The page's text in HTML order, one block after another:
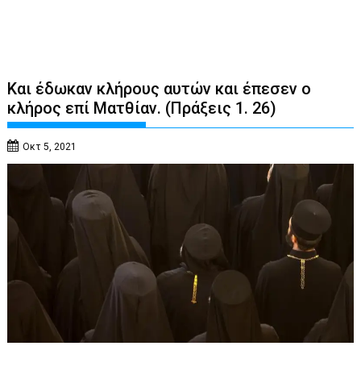
Και έδωκαν κλήρους αυτών και έπεσεν ο
κλήρος επί Ματθίαν. (Πράξεις 1. 26)
Οκτ 5, 2021